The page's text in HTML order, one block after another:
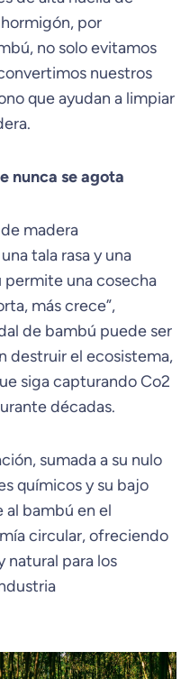
por
no solo evitamos
nuestros
que ayudan a limpiar
nunca se agota
madera
tala rasa y una
una cosecha
más crece”,
de bambú puede ser
destruir el ecosistema,
siga capturando Co2
décadas.
sumada a su nulo
químicos y su bajo
al bambú en el
circular, ofreciendo
natural para los